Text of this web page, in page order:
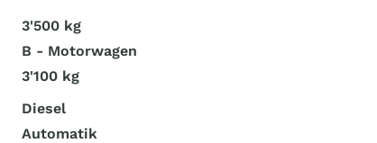
3'500 kg
B - Motorwagen
3'100 kg
Diesel
Automatik